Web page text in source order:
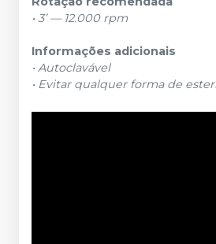
• 3’ — 12.000 rpm
Informações adicionais
• Autoclavável
• Evitar qualquer forma de